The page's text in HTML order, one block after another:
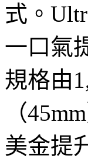
式。
一口氣
規格由
（
美金提